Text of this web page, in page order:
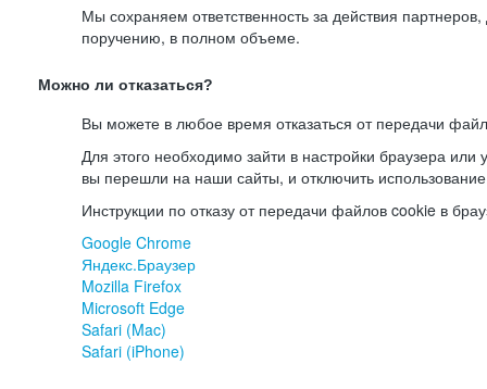
Мы сохраняем ответственность за действия
поручению, в полном объеме.
Можно ли отказаться?
Вы можете в любое время отказаться от передачи
Для этого необходимо зайти в настройки браузера или
вы перешли на наши сайты, и отключить
Инструкции по отказу от передачи файлов cookie в
Google Chrome
Яндекс.Браузер
Mozilla Firefox
Microsoft Edge
Safari (Mac)
Safari (iPhone)